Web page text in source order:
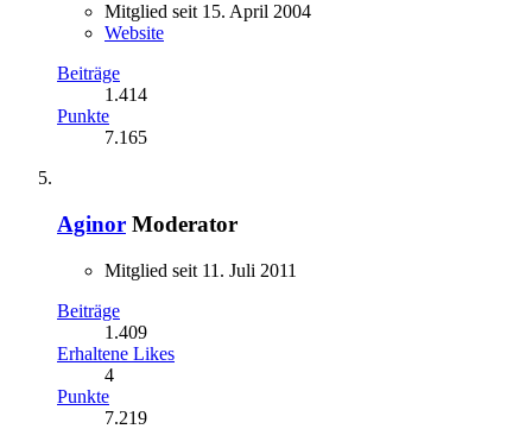
Mitglied seit 15. April 2004
Website
Beiträge
1.414
Punkte
7.165
Aginor Moderator
Mitglied seit 11. Juli 2011
Beiträge
1.409
Erhaltene Likes
4
Punkte
7.219